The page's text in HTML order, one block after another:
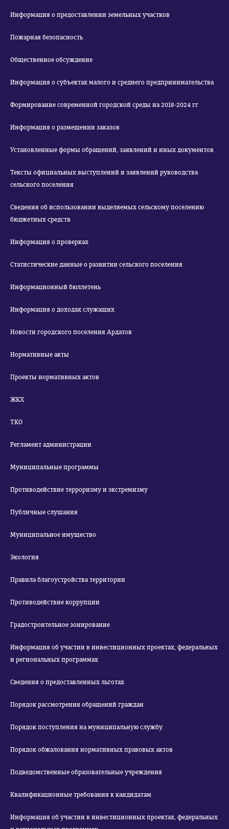
Информация о предоставлении земельных участков
Пожарная безопасность
Общественное обсуждение
Информация о субъектах малого и среднего предпринимательства
Формирование современной городской среды на 2018-2024 гг
Информация о размещении заказов
Установленные формы обращений, заявлений и иных документов
Тексты официальных выступлений и заявлений руководства
сельского поселения
Сведения об использовании выделяемых сельскому поселению
бюджетных средств
Информация о проверках
Статистические данные о развитии сельского поселения
Информационный бюллетень
Информация о доходах служащих
Новости городского поселения Ардатов
Нормативные акты
Проекты нормативных актов
ЖКХ
ТКО
Регламент администрации
Муниципальные программы
Противодействие терроризму и экстремизму
Публичные слушания
Муниципальное имущество
Экология
Правила благоустройства территории
Противодействие коррупции
Градостроительное зонирование
Информация об участии в инвестиционных проектах, федеральных
и региональных программах
Сведения о предоставленных льготах
Порядок рассмотрения обращений граждан
Порядок поступления на муниципальную службу
Порядок обжалования нормативных правовых актов
Подведомственные образовательные учреждения
Квалификационные требования к кандидатам
Информация об участии в инвестиционных проектах, федеральных